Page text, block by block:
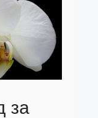
за